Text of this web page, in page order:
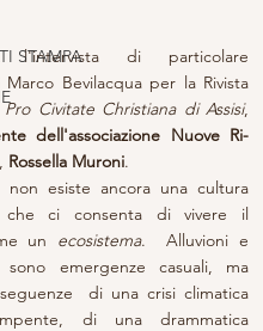
STAMPA
l'intervista di particolare
Pro Civitate Christiana di Assisi,
dell'associazione Nuove Ri-
Rossella Muroni.
non esiste ancora una cultura
che ci consenta di vivere il
un ecosistema.  Alluvioni e
emergenze casuali, ma
di una crisi climatica
di una drammatica